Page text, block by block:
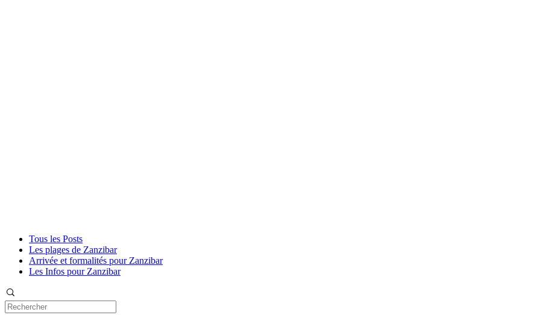
Tous les Posts
Les plages de Zanzibar
Arrivée et formalités pour Zanzibar
Les Infos pour Zanzibar